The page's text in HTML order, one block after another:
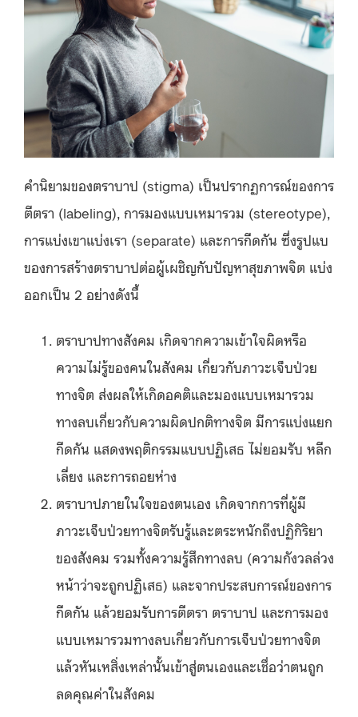
คำนิยามของตราบาป (stigma) เป็นปรากฏการณ์ของการ
ตีตรา (labeling), การมองแบบเหมารวม (stereotype),
การแบ่งเขาแบ่งเรา (separate) และการกีดกัน ซึ่งรูปแบ
ของการสร้างตราบาปต่อผู้เผชิญกับปัญหาสุขภาพจิต แบ่ง
ออกเป็น 2 อย่างดังนี้
ตราบาปทางสังคม เกิดจากความเข้าใจผิดหรือ
ความไม่รู้ของคนในสังคม เกี่ยวกับภาวะเจ็บป่วย
ทางจิต ส่งผลให้เกิดอคติและมองแบบเหมารวม
ทางลบเกี่ยวกับความผิดปกติทางจิต มีการแบ่งแยก
กีดกัน แสดงพฤติกรรมแบบปฏิเสธ ไม่ยอมรับ หลีก
เลี่ยง และการถอยห่าง
ตราบาปภายในใจของตนเอง เกิดจากการที่ผู้มี
ภาวะเจ็บป่วยทางจิตรับรู้และตระหนักถึงปฏิกิริยา
ของสังคม รวมทั้งความรู้สึกทางลบ (ความกังวลล่วง
หน้าว่าจะถูกปฏิเสธ) และจากประสบการณ์ของการ
กีดกัน แล้วยอมรับการตีตรา ตราบาป และการมอง
แบบเหมารวมทางลบเกี่ยวกับการเจ็บป่วยทางจิต
แล้วหันเหสิ่งเหล่านั้นเข้าสู่ตนเองและเชื่อว่าตนถูก
ลดคุณค่าในสังคม